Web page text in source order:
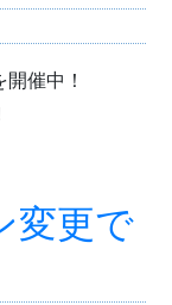
催中！
変更で